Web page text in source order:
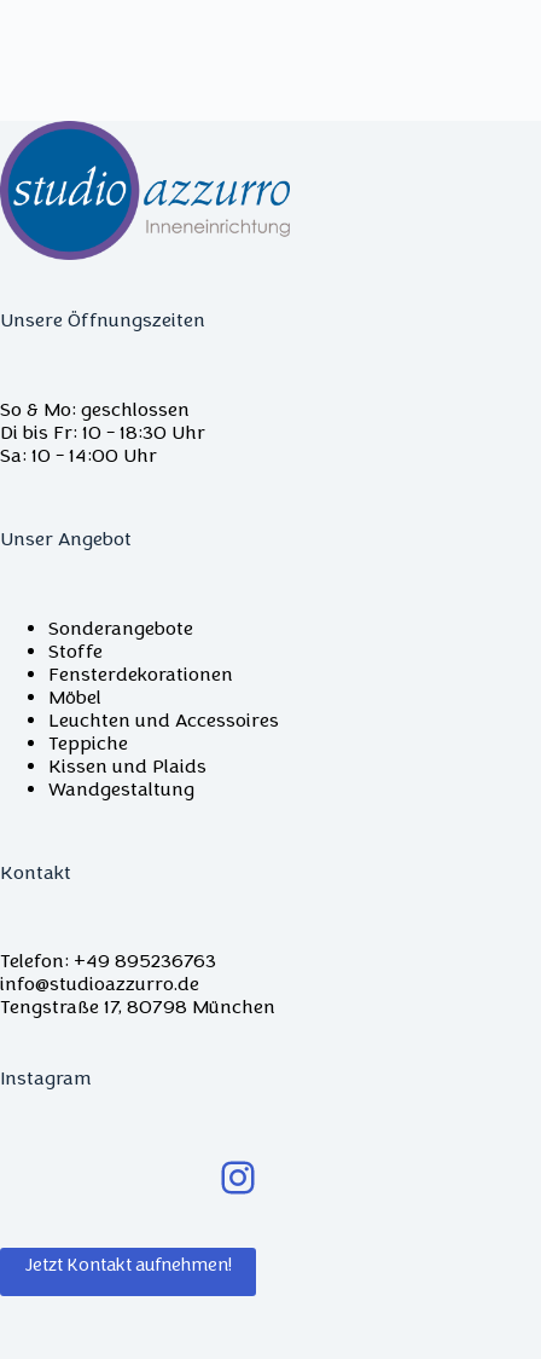
Unsere Öffnungszeiten
So & Mo: geschlossen
Di bis Fr: 10 - 18:30 Uhr
Sa: 10 - 14:00 Uhr
Unser Angebot
Sonderangebote
Stoffe
Fensterdekorationen
Möbel
Leuchten und Accessoires
Teppiche
Kissen und Plaids
Wandgestaltung
Kontakt
Telefon: +49 895236763
info@studioazzurro.de
Tengstraße 17, 80798 München
Instagram
Jetzt Kontakt aufnehmen!